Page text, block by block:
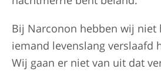
Bij Narconon hebben wij niet
iemand levenslang verslaafd
Wij gaan er niet van uit dat